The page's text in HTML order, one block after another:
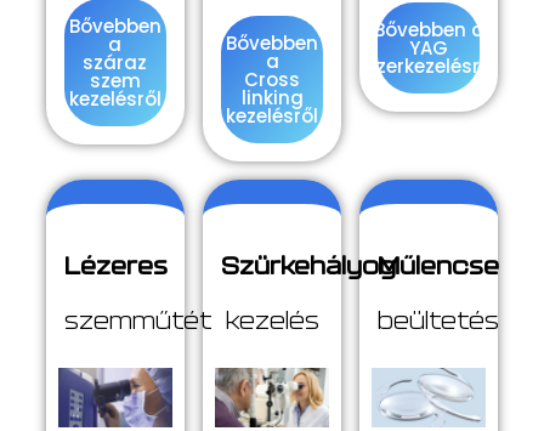
Bővebben
a
száraz
szem
kezelésről
Bővebben
a
Cross
linking
kezelésről
Bővebben a
YAG
lézerkezelésről
Lézeres
szemműtét
Szürkehályog
kezelés
Műlencse
beültetés